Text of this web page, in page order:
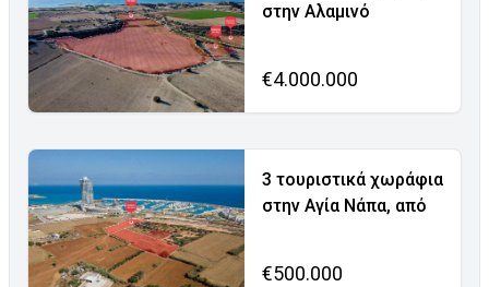
στην Αλαμινό
€4.000.000
3 τουριστικά χωράφια
στην Αγία Νάπα, από
€500.000